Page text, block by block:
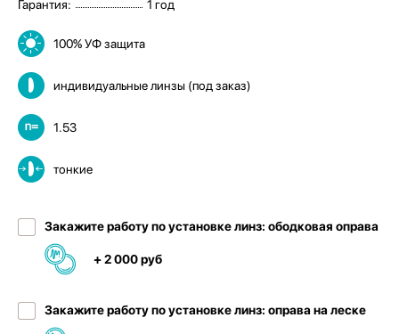
Гарантия:
1 год
100% УФ защита
индивидуальные линзы (под заказ)
1.53
тонкие
Закажите работу по установке линз: ободковая оправа
+ 2 000 руб
Закажите работу по установке линз: оправа на леске